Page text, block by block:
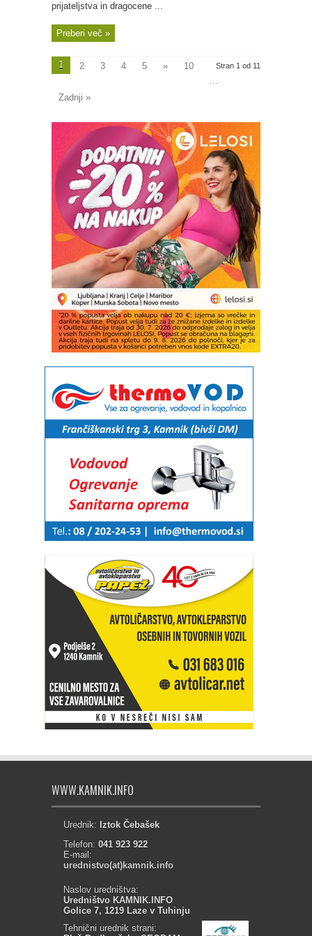
prijateljstva in dragocene ...
Preberi več »
Stran 1 od 11
1 2 3 4 5 »
10
...
Zadnji »
WWW.KAMNIK.INFO
Urednik: Iztok Čebašek
Telefon: 041 923 922
E-mail:
urednistvo(at)kamnik.info
Naslov uredništva:
Uredništvo KAMNIK.INFO
Golice 7, 1219 Laze v Tuhinju
Tehnični urednik strani: